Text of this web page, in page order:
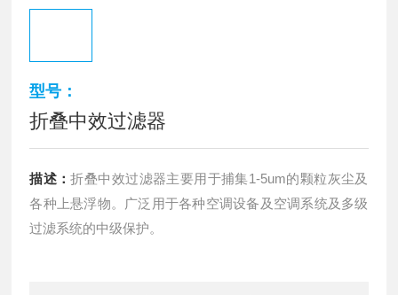
型号：
折叠中效过滤器
描述：折叠中效过滤器主要用于捕集1-5um的颗粒灰尘及
各种上悬浮物。广泛用于各种空调设备及空调系统及多级
过滤系统的中级保护。